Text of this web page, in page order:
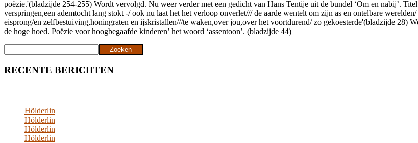
poëzie.'(bladzijde 254-255) Wordt vervolgd. Nu weer verder met een gedicht van Hans Tentije uit de bundel ‘Om en nabij’.
verspringen,een ademtocht lang stokt -/ ook nu laat het het verloop onverlet/// de aarde wentelt om zijn as en ontelbare
eisprong/en zelfbestuiving,honingraten en ijskristallen///te waken,over jou,over het voortdurend/ zo gekoesterde'(bladzijde
de hoge hoed. Poëzie voor hoogbegaafde kinderen’ het woord ‘assentoon’. (bladzijde 44)
Zoeken
RECENTE BERICHTEN
Hölderlin
Hölderlin
Hölderlin
Hölderlin